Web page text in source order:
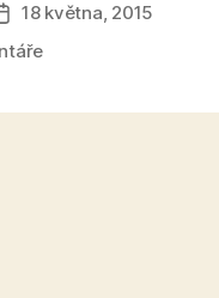
příspěvku
18 května, 2015
u